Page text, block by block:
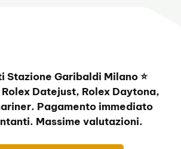
Stazione Garibaldi Milano ⭐
Datejust, Rolex Daytona,
Pagamento immediato
Massime valutazioni.